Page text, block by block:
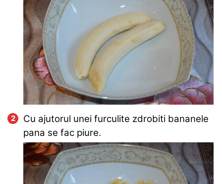
Cu ajutorul unei furculite zdrobiti bananele
pana se fac piure.